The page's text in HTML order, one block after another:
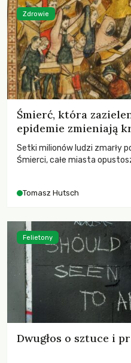
Śmierć, która
epidemie zmieniają
Setki milionów ludzi zmarły
Śmierci, całe miasta
największych katastrof w
Tomasz Hutsch
Zdrowie
Dwugłos o sztuce i
Felietony